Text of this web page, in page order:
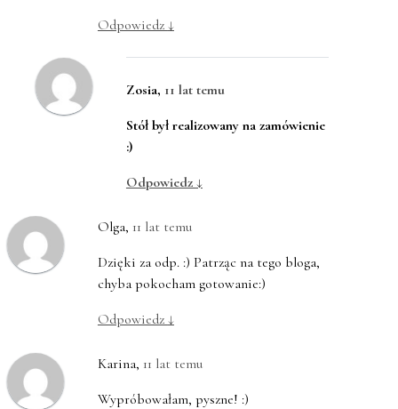
Odpowiedz ↓
Zosia, 11 lat temu
Stół był realizowany na zamówienie
:)
Odpowiedz ↓
Olga, 11 lat temu
Dzięki za odp. :) Patrząc na tego bloga,
chyba pokocham gotowanie:)
Odpowiedz ↓
Karina, 11 lat temu
Wypróbowałam, pyszne! :)